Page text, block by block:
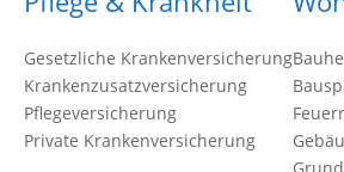
Gesetzliche Krankenversicherung
Krankenzusatzversicherung
Pflegeversicherung
Private Krankenversicherung